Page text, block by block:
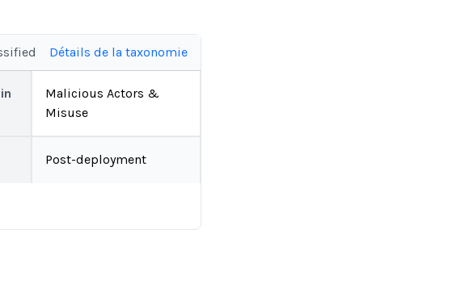
Détails de la taxonomie
Malicious Actors &
Misuse
Post-deployment